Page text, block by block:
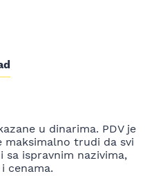
u dinarima. PDV je
maksimalno trudi da svi
ispravnim nazivima,
cenama.